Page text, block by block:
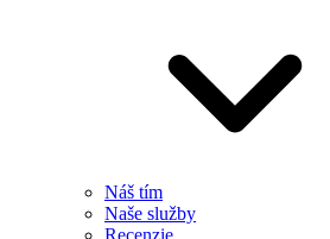
Náš tím
Naše služby
Recenzie